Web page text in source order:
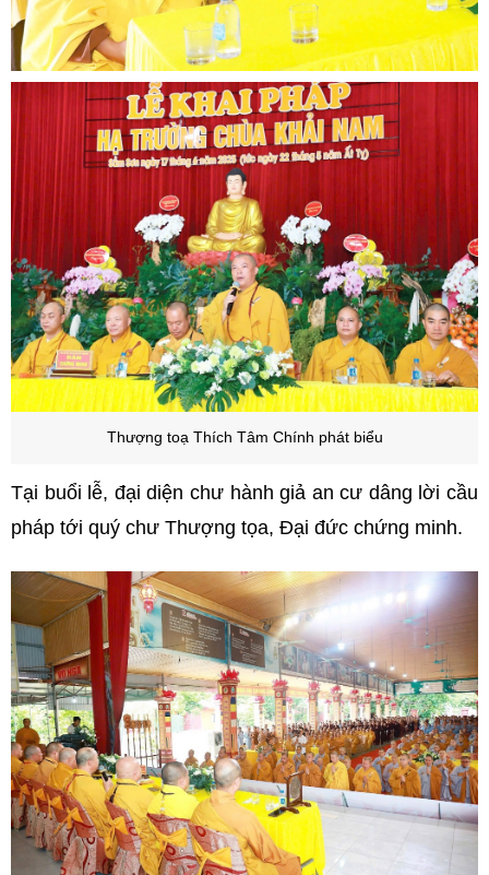
Thượng toạ Thích Tâm Chính phát biểu
Tại buổi lễ, đại diện chư hành giả an cư dâng lời cầu
pháp tới quý chư Thượng tọa, Đại đức chứng minh.